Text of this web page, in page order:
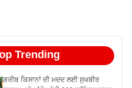
Trending
ਗ਼ਰੀਬ ਕਿਸਾਨਾਂ ਦੀ ਮਦਦ ਲਈ ਸੁਖਬੀਰ